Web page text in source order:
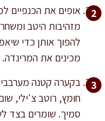
מזהיבות היטב
להפוך אותן כדי
מכינים את המרינדה.
בקערה קטנה
חומץ, רוטב צ'ילי,
סמיך. שומרים בצד